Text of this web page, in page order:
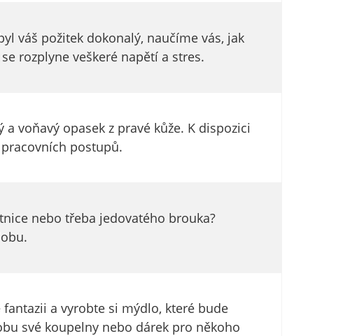
váš požitek dokonalý, naučíme vás, jak
rozplyne veškeré napětí a stres.
voňavý opasek z pravé kůže. K dispozici
postupů.
nebo třeba jedovatého brouka?
a vyrobte si mýdlo, které bude
své koupelny nebo dárek pro někoho